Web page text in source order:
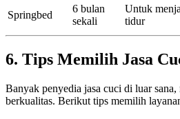
Springbed
6 bulan
sekali
Untuk
tidur
6. Tips Memilih Jasa
Banyak penyedia jasa cuci di luar sana,
berkualitas. Berikut tips memilih